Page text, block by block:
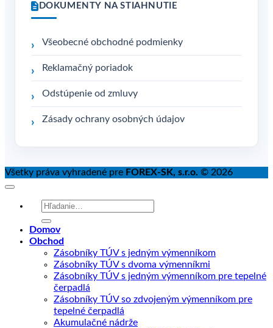
DOKUMENTY NA STIAHNUTIE
Všeobecné obchodné podmienky
Reklamačný poriadok
Odstúpenie od zmluvy
Zásady ochrany osobných údajov
Všetky práva vyhradené pre FOREX-SK, s.r.o. © 2026
Hľadať:
Domov
Obchod
Zásobníky TÚV s jedným výmenníkom
Zásobníky TÚV s dvoma výmenníkmi
Zásobníky TÚV s jedným výmenníkom pre tepelné
čerpadlá
Zásobníky TÚV so zdvojeným výmenníkom pre
tepelné čerpadlá
Akumulačné nádrže